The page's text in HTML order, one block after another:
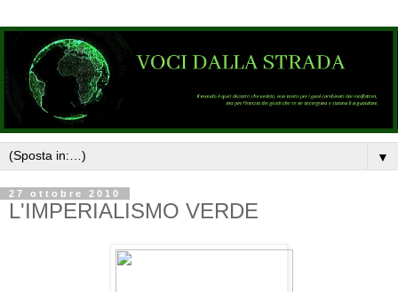
▼
27 ottobre 2010
L'IMPERIALISMO VERDE